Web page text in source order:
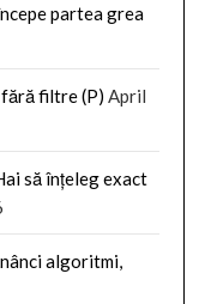
partea grea
filtre (P) April
să înțeleg exact
algoritmi,